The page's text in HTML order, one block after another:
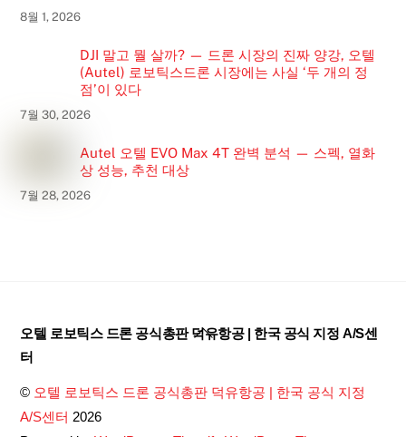
8월 1, 2026
DJI 말고 뭘 살까? — 드론 시장의 진짜 양강, 오텔
(Autel) 로보틱스드론 시장에는 사실 ‘두 개의 정
점’이 있다
7월 30, 2026
Autel 오텔 EVO Max 4T 완벽 분석 — 스펙, 열화
상 성능, 추천 대상
7월 28, 2026
Back
오텔 로보틱스 드론 공식총판 덕유항공 | 한국 공식 지정 A/S센
터
© 오텔 로보틱스 드론 공식총판 덕유항공 | 한국 공식 지정
A/S센터 2026